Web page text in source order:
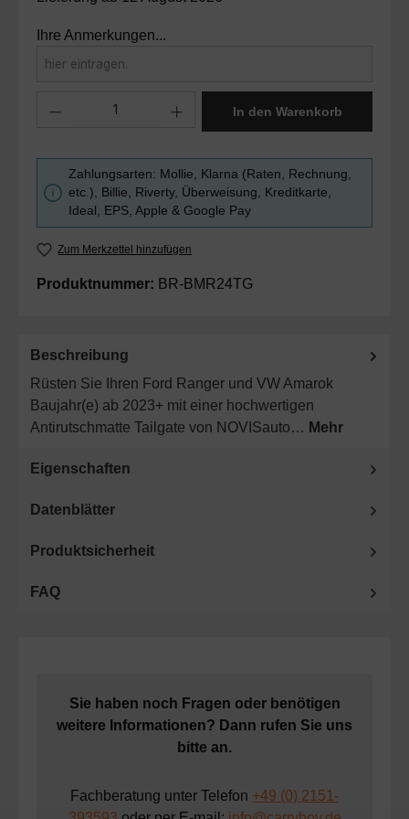
Ihre Anmerkungen...
In den Warenkorb
Zahlungsarten: Mollie, Klarna (Raten, Rechnung,
etc.), Billie, Riverty, Überweisung, Kreditkarte,
Ideal, EPS, Apple & Google Pay
Zum Merkzettel hinzufügen
Produktnummer: BR-BMR24TG
Beschreibung
Rüsten Sie Ihren Ford Ranger und VW Amarok
Baujahr(e) ab 2023+ mit einer hochwertigen
Antirutschmatte Tailgate von NOVISauto… Mehr
Eigenschaften
Datenblätter
Produktsicherheit
FAQ
Sie haben noch Fragen oder benötigen
weitere Informationen? Dann rufen Sie uns
bitte an.
Fachberatung unter Telefon +49 (0) 2151-